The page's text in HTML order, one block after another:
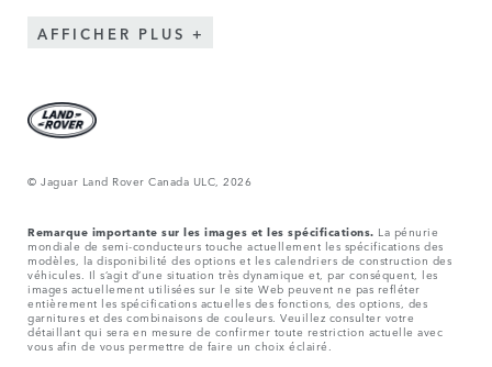
AFFICHER PLUS
© Jaguar Land Rover Canada ULC, 2026
Remarque importante sur les images et les spécifications. La pénurie
mondiale de semi-conducteurs touche actuellement les spécifications des
modèles, la disponibilité des options et les calendriers de construction des
véhicules. Il s’agit d’une situation très dynamique et, par conséquent, les
images actuellement utilisées sur le site Web peuvent ne pas refléter
entièrement les spécifications actuelles des fonctions, des options, des
garnitures et des combinaisons de couleurs. Veuillez consulter votre
détaillant qui sera en mesure de confirmer toute restriction actuelle avec
vous afin de vous permettre de faire un choix éclairé.